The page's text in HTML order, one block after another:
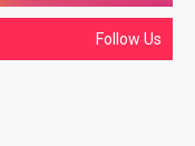
Follow Us